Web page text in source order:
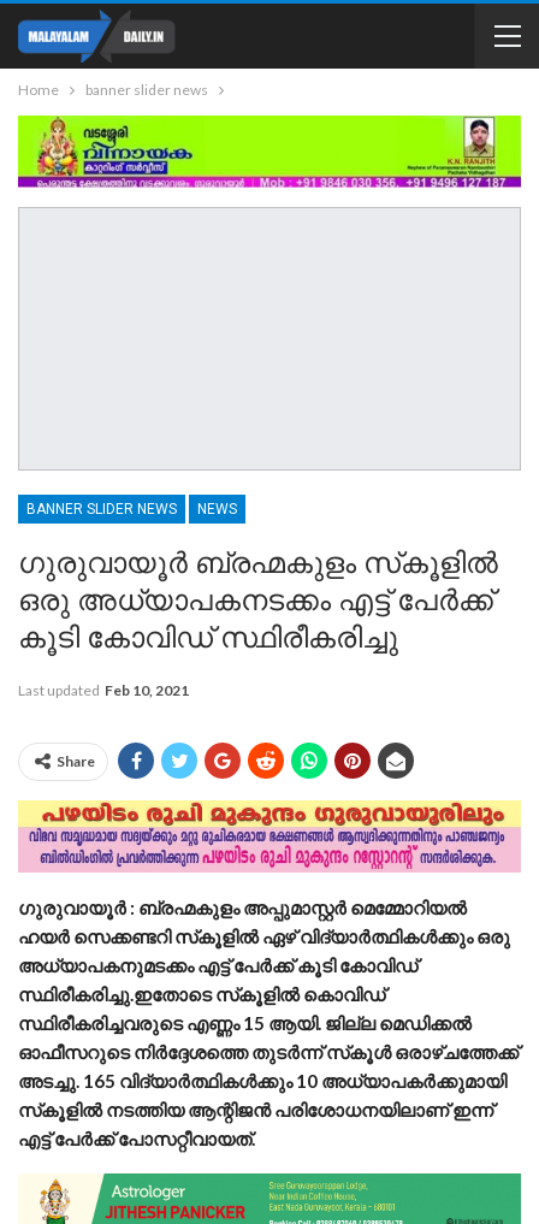
Home banner slider news
BANNER SLIDER NEWS NEWS
ഗുരുവായൂര്‍ ബ്രഹ്മകുളം സ്‌കൂളില്‍
ഒരു അധ്യാപകനടക്കം എട്ട് പേര്‍ക്ക്
കൂടി കോവിഡ് സ്ഥിരീകരിച്ചു
Last updated Feb 10, 2021
Share
ഗുരുവായൂര്‍ : ബ്രഹ്മകുളം അപ്പുമാസ്റ്റര്‍ മെമ്മോറിയല്‍
ഹയര്‍ സെക്കണ്ടറി സ്‌കൂളില്‍ ഏഴ് വിദ്യാര്‍ത്ഥികള്‍ക്കും ഒരു
അധ്യാപകനുമടക്കം എട്ട് പേര്‍ക്ക് കൂടി കോവിഡ്
സ്ഥിരീകരിച്ചു.ഇതോടെ സ്‌കൂളില്‍ കൊവിഡ്
സ്ഥിരീകരിച്ചവരുടെ എണ്ണം 15 ആയി. ജില്ല മെഡിക്കല്‍
ഓഫീസറുടെ നിര്‍ദ്ദേശത്തെ തുടര്‍ന്ന് സ്‌കൂള്‍ ഒരാഴ്ചത്തേക്ക്
അടച്ചു. 165 വിദ്യാര്‍ത്ഥികള്‍ക്കും 10 അധ്യാപകര്‍ക്കുമായി
സ്‌കൂളില്‍ നടത്തിയ ആന്റിജന്‍ പരിശോധനയിലാണ് ഇന്ന്
എട്ട് പേര്‍ക്ക് പോസറ്റീവായത്.